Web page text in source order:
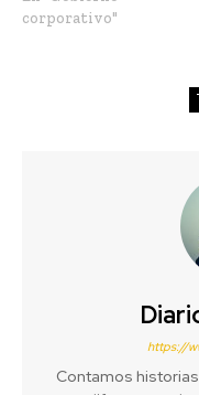
corporativo"
https://
Contamos